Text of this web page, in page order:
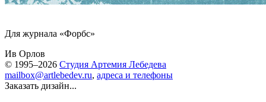
Для журнала «Форбс»
Ив Орлов
© 1995–2026 Студия Артемия Лебедева
mailbox@artlebedev.ru, адреса и телефоны
Заказать дизайн...